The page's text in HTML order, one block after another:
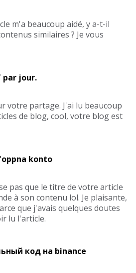
m'a beaucoup aidé, y a-t-il
similaires ? Je vous
par jour.
votre partage. J'ai lu beaucoup
de blog, cool, votre blog est
konto
pas que le titre de votre article
à son contenu lol. Je plaisante,
que j'avais quelques doutes
lu l'article.
код на binance